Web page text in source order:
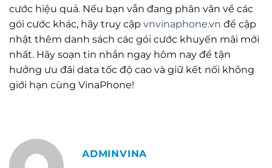
cước hiệu quả. Nếu bạn vẫn đang phân vân về các
gói cước khác, hãy truy cập vnvinaphone.vn để cập
nhật thêm danh sách các gói cước khuyến mãi mới
nhất. Hãy soạn tin nhắn ngay hôm nay để tận
hưởng ưu đãi data tốc độ cao và giữ kết nối không
giới hạn cùng VinaPhone!
ADMINVINA